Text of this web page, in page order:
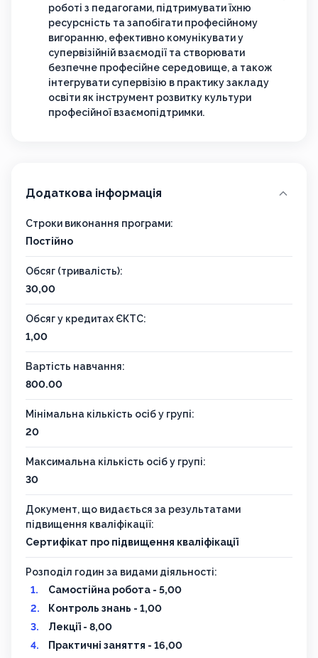
роботі з педагогами, підтримувати їхню
ресурсність та запобігати професійному
вигоранню, ефективно комунікувати у
супервізійній взаємодії та створювати
безпечне професійне середовище, а також
інтегрувати супервізію в практику закладу
освіти як інструмент розвитку культури
професійної взаємопідтримки.
Додаткова інформація
Строки виконання програми:
Постійно
Обсяг (тривалість):
30,00
Обсяг у кредитах ЄКТС:
1,00
Вартість навчання:
800.00
Мінімальна кількість осіб у групі:
20
Максимальна кількість осіб у групі:
30
Документ, що видається за результатами
підвищення кваліфікації:
Сертифікат про підвищення кваліфікації
Розподіл годин за видами діяльності:
Самостійна робота - 5,00
Контроль знань - 1,00
Лекції - 8,00
Практичні заняття - 16,00